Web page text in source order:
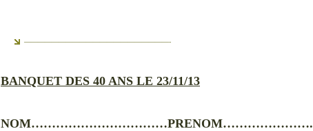
—————————————————————-
BANQUET DES 40 ANS LE 23/11/13
NOM……………………………PRENOM………………….